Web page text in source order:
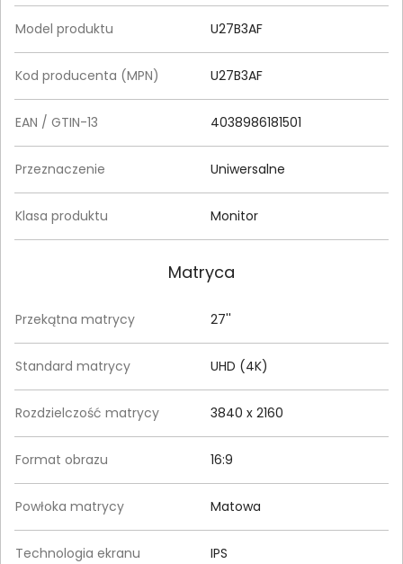
Model produktu U27B3AF
Kod producenta (MPN) U27B3AF
EAN / GTIN-13 4038986181501
Przeznaczenie Uniwersalne
Klasa produktu Monitor
Matryca
Przekątna matrycy 27''
Standard matrycy UHD (4K)
Rozdzielczość matrycy 3840 x 2160
Format obrazu 16:9
Powłoka matrycy Matowa
Technologia ekranu IPS